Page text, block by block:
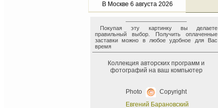
В Москве 6 августа 2026
Покупая эту картинку вы делаете
правильный выбор. Получить оплаченные
заставки можно в любое удобное для Вас
время
Коллекция авторских программ и
фотографий на ваш компьютер
Photo
Copyright
Евгений Барановский